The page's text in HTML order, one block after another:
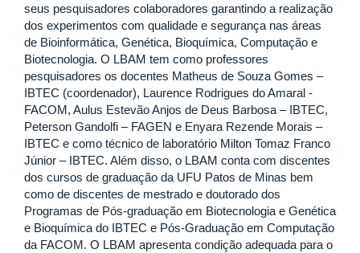
seus pesquisadores colaboradores garantindo a realização
dos experimentos com qualidade e segurança nas áreas
de Bioinformática, Genética, Bioquímica, Computação e
Biotecnologia. O LBAM tem como professores
pesquisadores os docentes Matheus de Souza Gomes –
IBTEC (coordenador), Laurence Rodrigues do Amaral -
FACOM, Aulus Estevão Anjos de Deus Barbosa – IBTEC,
Peterson Gandolfi – FAGEN e Enyara Rezende Morais –
IBTEC e como técnico de laboratório Milton Tomaz Franco
Júnior – IBTEC. Além disso, o LBAM conta com discentes
dos cursos de graduação da UFU Patos de Minas bem
como de discentes de mestrado e doutorado dos
Programas de Pós-graduação em Biotecnologia e Genética
e Bioquímica do IBTEC e Pós-Graduação em Computação
da FACOM. O LBAM apresenta condição adequada para o